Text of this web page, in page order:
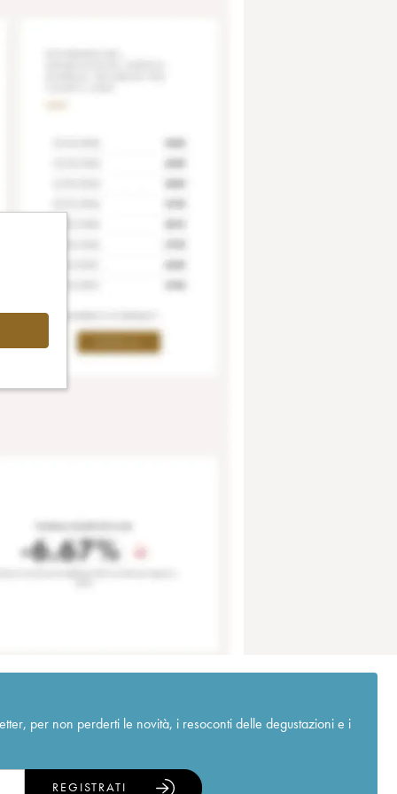
per non perderti le novità, i resoconti delle degustazioni e i
REGISTRATI